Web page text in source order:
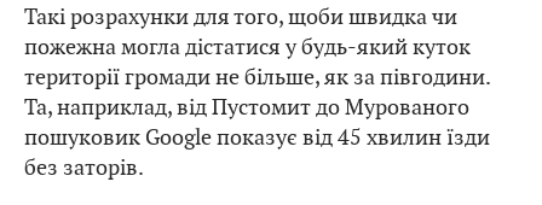
Такі розрахунки для того, щоби швидка чи
пожежна могла дістатися у будь-який куток
території громади не більше, як за півгодини.
Та, наприклад, від Пустомит до Мурованого
пошуковик Google показує від 45 хвилин їзди
без заторів.